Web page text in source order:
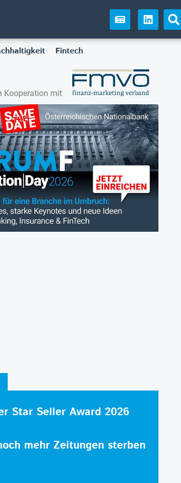
Fintech
Kooperation mit
Star Seller Award 2026
mehr Zeitungen sterben